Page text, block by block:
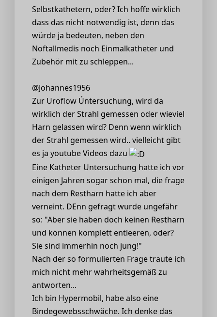
Selbstkathetern, oder? Ich hoffe wirklich
dass das nicht notwendig ist, denn das
würde ja bedeuten, neben den
Noftallmedis noch Einmalkatheter und
Zubehör mit zu schleppen...
@Johannes1956
Zur Uroflow Úntersuchung, wird da
wirklich der Strahl gemessen oder wieviel
Harn gelassen wird? Denn wenn wirklich
der Strahl gemessen wird.. vielleicht gibt
es ja youtube Videos dazu
Eine Katheter Untersuchung hatte ich vor
einigen Jahren sogar schon mal, die frage
nach dem Restharn hatte ich aber
verneint. DEnn gefragt wurde ungefähr
so: "Aber sie haben doch keinen Restharn
und können komplett entleeren, oder?
Sie sind immerhin noch jung!"
Nach der so formulierten Frage traute ich
mich nicht mehr wahrheitsgemäß zu
antworten...
Ich bin Hypermobil, habe also eine
Bindegewebsschwäche. Ich denke das